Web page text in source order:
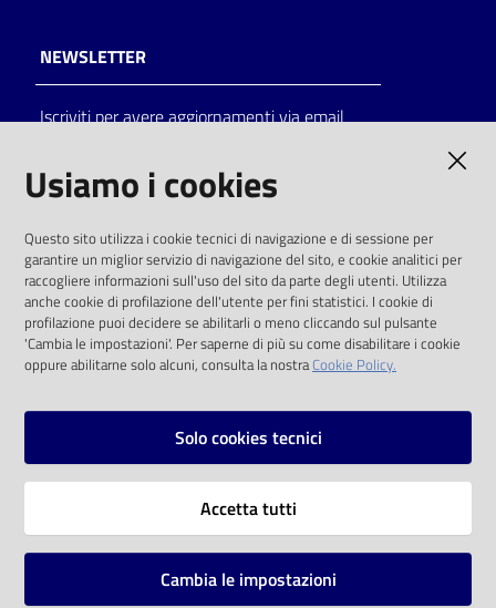
on line
Eventi
Chiedi al
bibliotecario
Avvisi
NEWSLETTER
Iscriviti per avere aggiornamenti via email
solo alle condizioni previste dalla direttiva
comunitaria 2003/98/CE e dal d.lgs. 36/2006
SOCIAL
Instagram
Vai alla pagina
Usiamo i cookies
Questo sito utilizza i cookie tecnici di navigazione e di sessione per
garantire un miglior servizio di navigazione del sito, e cookie analitici per
raccogliere informazioni sull'uso del sito da parte degli utenti. Utilizza
anche cookie di profilazione dell'utente per fini statistici. I cookie di
profilazione puoi decidere se abilitarli o meno cliccando sul pulsante
'Cambia le impostazioni'. Per saperne di più su come disabilitare i cookie
oppure abilitarne solo alcuni, consulta la nostraCookie Policy.
Solo cookies tecnici
Accetta tutti
Cambia le impostazioni